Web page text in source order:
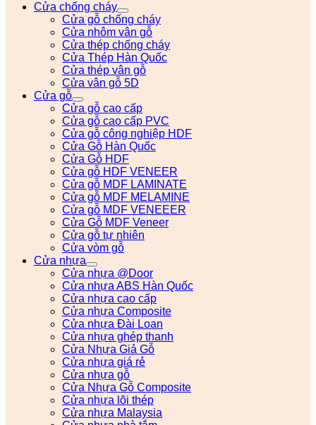
Cửa chống cháy
Cửa gỗ chống cháy
Cửa nhôm vân gỗ
Cửa thép chống cháy
Cửa Thép Hàn Quốc
Cửa thép vân gỗ
Cửa vân gỗ 5D
Cửa gỗ
Cửa gỗ cao cấp
Cửa gỗ cao cấp PVC
Cửa gỗ công nghiệp HDF
Cửa Gỗ Hàn Quốc
Cửa Gỗ HDF
Cửa gỗ HDF VENEER
Cửa gỗ MDF LAMINATE
Cửa gỗ MDF MELAMINE
Cửa gỗ MDF VENEEER
Cửa Gỗ MDF Veneer
Cửa gỗ tự nhiên
Cửa vòm gỗ
Cửa nhựa
Cửa nhựa @Door
Cửa nhựa ABS Hàn Quốc
Cửa nhựa cao cấp
Cửa nhựa Composite
Cửa nhựa Đài Loan
Cửa nhựa ghép thanh
Cửa Nhựa Giả Gỗ
Cửa nhựa giá rẻ
Cửa nhựa gỗ
Cửa Nhựa Gỗ Composite
Cửa nhựa lõi thép
Cửa nhựa Malaysia